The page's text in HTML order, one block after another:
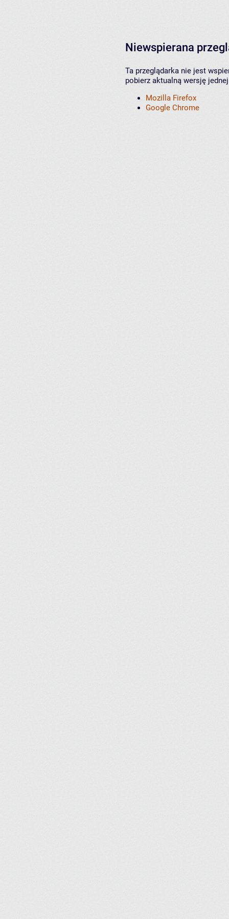
Niewspierana
Ta przeglądarka nie jest
pobierz aktualną wersję
Mozilla Firefox
Google Chrome